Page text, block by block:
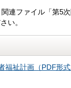
連ファイル「第5
い。
福祉計画（PDF形